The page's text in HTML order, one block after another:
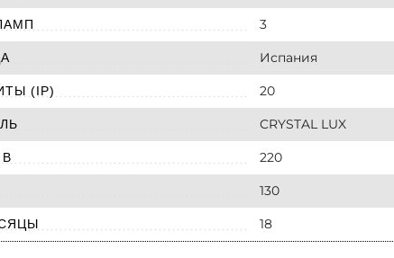
3
Испания
(IP) 20
CRYSTAL LUX
220
130
18